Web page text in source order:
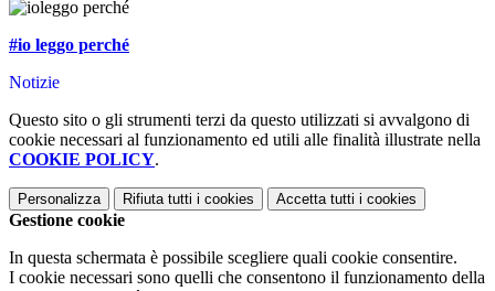
#io leggo perché
Notizie
Questo sito o gli strumenti terzi da questo utilizzati si avvalgono di
cookie necessari al funzionamento ed utili alle finalità illustrate nella
COOKIE POLICY.
Personalizza Rifiuta tutti i cookies Accetta tutti i cookies
Gestione cookie
In questa schermata è possibile scegliere quali cookie consentire.
I cookie necessari sono quelli che consentono il funzionamento della